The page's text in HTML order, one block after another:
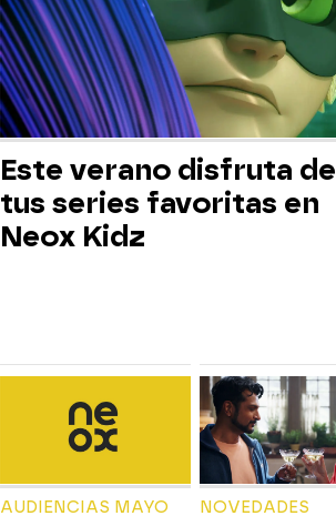
Este verano disfruta de
tus series favoritas en
Neox Kidz
AUDIENCIAS MAYO NOVEDADES